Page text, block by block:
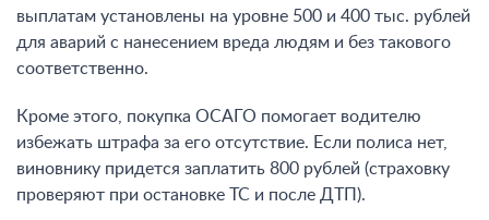
выплатам установлены на уровне 500 и 400 тыс. рублей
для аварий с нанесением вреда людям и без такового
соответственно.
Кроме этого, покупка ОСАГО помогает водителю
избежать штрафа за его отсутствие. Если полиса нет,
виновнику придется заплатить 800 рублей (страховку
проверяют при остановке ТС и после ДТП).